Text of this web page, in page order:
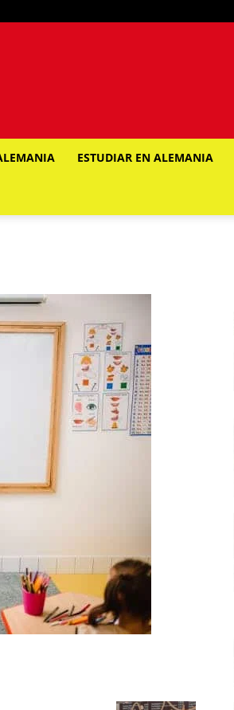
ESTUDIAR EN ALEMANIA